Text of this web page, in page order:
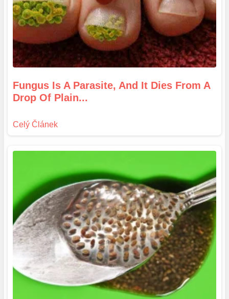
Fungus Is A Parasite, And It Dies From A
Drop Of Plain...